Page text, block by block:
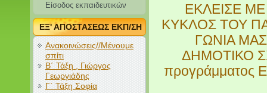
Είσοδος εκπαιδευτικών
ΕΞ' ΑΠΟΣΤΑΣΕΩΣ ΕΚΠ/ΣΗ
Ανακοινώσεις//Μένουμε
σπίτι
Β΄ Τάξη , Γιώργος
Γεωργιάδης
Γ΄ Τάξη Σοφία
ΕΚΛΕΙΣΕ
ΚΥΚΛΟΣ ΤΟΥ
ΓΩΝΙΑ
ΔΗΜΟΤΙΚΟ
προγράμματος